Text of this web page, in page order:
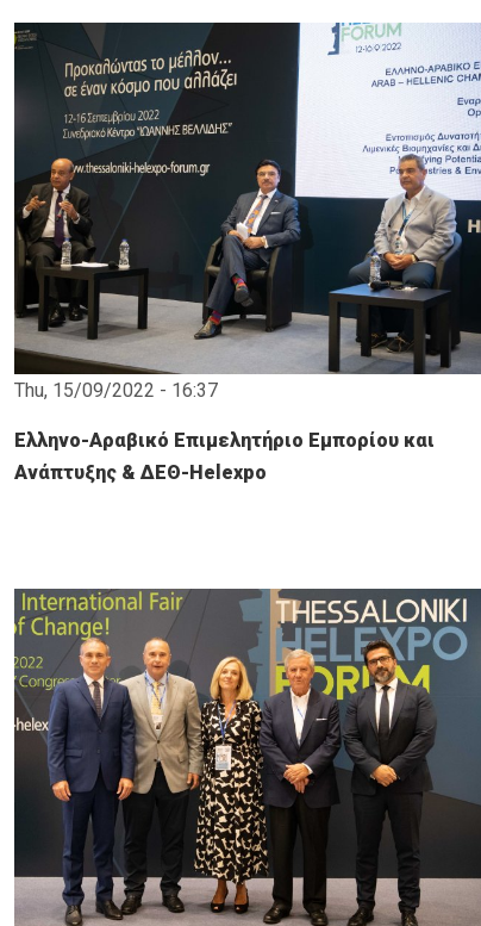
Thu, 15/09/2022 - 16:37
Ελληνο-Αραβικό Επιμελητήριο Εμπορίου και
Ανάπτυξης & ΔΕΘ-Helexpo